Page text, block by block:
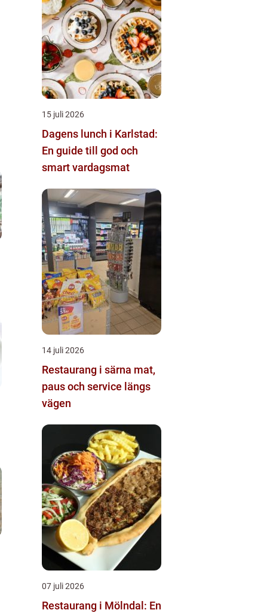
15 juli 2026
Dagens lunch i Karlstad:
En guide till god och
smart vardagsmat
14 juli 2026
Restaurang i särna mat,
paus och service längs
vägen
07 juli 2026
Restaurang i Mölndal: En